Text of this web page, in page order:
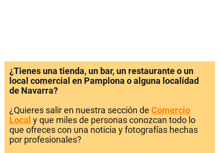
¿Tienes una tienda, un bar, un restaurante o un
local comercial en Pamplona o alguna localidad
de Navarra?
¿Quieres salir en nuestra sección de Comercio
Local y que miles de personas conozcan todo lo
que ofreces con una noticia y fotografías hechas
por profesionales?